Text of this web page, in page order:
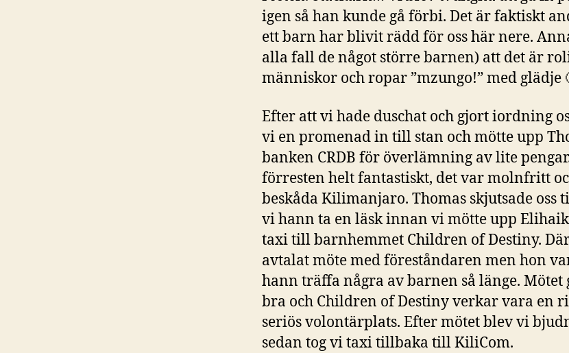
igen så han kunde gå förbi. Det är faktiskt
ett barn har blivit rädd för oss här nere.
alla fall de något större barnen) att det är
människor och ropar ”mzungo!” med glädje
Efter att vi hade duschat och gjort iordning
vi en promenad in till stan och mötte upp
banken CRDB för överlämning av lite
förresten helt fantastiskt, det var molnfritt
beskåda Kilimanjaro. Thomas skjutsade oss
vi hann ta en läsk innan vi mötte upp
taxi till barnhemmet Children of Destiny.
avtalat möte med föreståndaren men hon
hann träffa några av barnen så länge. Mötet
bra och Children of Destiny verkar vara en
seriös volontärplats. Efter mötet blev vi
sedan tog vi taxi tillbaka till KiliCom.